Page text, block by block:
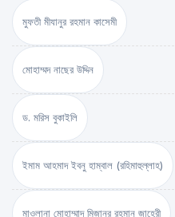
মুফতী মীযানুর রহমান কাসেমী
মোহাম্মদ নাছের উদ্দিন
ড. মরিস বুকাইলি
ইমাম আহমাদ ইবনু হাম্বাল (রহিমাহুল্লাহ)
মাওলানা মোহাম্মাদ মিজানুর রহমান জাহেরী